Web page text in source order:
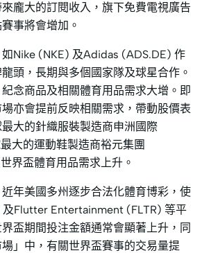
龐大的訂閱收入，旗下免費電視廣告
事將會增加。
Nike (NKE) 及Adidas (ADS.DE) 作
頭，長期與多個國家隊及球星合作。
念商品及相關體育用品需求大增。即
亦會提前反映相關需求，帶動股價表
大的針織服裝製造商申洲國際
大的運動鞋製造商裕元集團
界盃體育用品需求上升。
年美國多州逐步合法化體育博彩，使
Flutter Entertainment (FLTR) 等平
盃期間投注金額通常會顯著上升，同
」中，有關世界盃賽事的交易量提